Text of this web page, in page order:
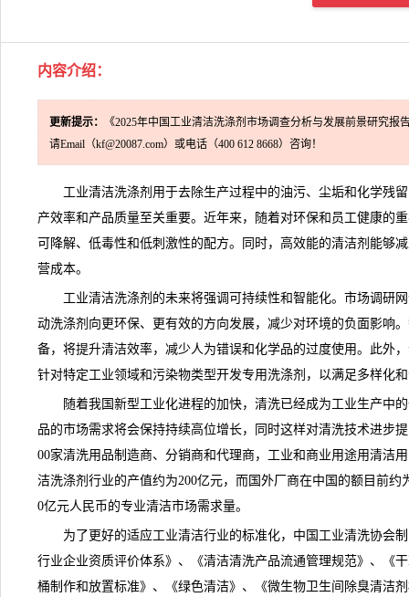
内容介绍：
更新提示：
《2025年中国工业清洁洗涤剂市场调查分析与发展前景研究报
请Email（kf@20087.com）或电话（400 612 8668）咨询！
工业清洁洗涤剂 用于去除生产过程中的油污、尘垢和化学残
产效率和产品质量至关重要。近年来，随着对环保和员工健康的
可降解、低毒性和低刺激性的配方。同时，高效能的清洁剂能够
营成本。
工业清洁洗涤剂的未来将强调可持续性和智能化。 市场调研网
动洗涤剂向更环保、更有效的方向发展，减少对环境的负面影响
备，将提升清洁效率，减少人为错误和化学品的过度使用。此外
针对特定工业领域和污染物类型开发专用洗涤剂，以满足多样化
随着我国新型工业化进程的加快，清洗已经成为工业生产中的
品的市场需求将会保持持续高位增长，同时这样对清洗技术进步
00家清洗用品制造商、分销商和代理商，工业和商业用途用清洁
洁洗涤剂行业的产值约为200亿元，而国外厂商在中国的额目前约
0亿元人民币的专业清洁市场需求量。
为了更好的适应工业清洁行业的标准化，中国工业清洗协会制
行业企业资质评价体系》、《清洁清洗产品流通管理规范》、《
桶制作和放置标准》、《绿色清洁》、《微生物卫生间除臭清洁